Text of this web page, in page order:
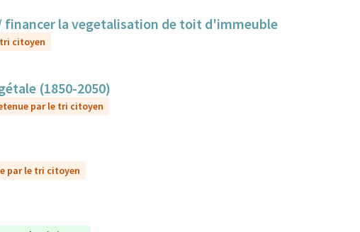
financer la vegetalisation de toit d'immeuble
citoyen
(1850-2050)
par le tri citoyen
par le tri citoyen